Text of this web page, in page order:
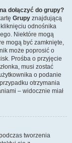
dołączyć do grupy?
Grupy znajdującą
odnośnika
Niektóre mogą
mogą być zamknięte,
może poprosić o
Prośba o przyjęcie
musi zostać
o podanie
otrzymania
– widocznie miał
tworzenia